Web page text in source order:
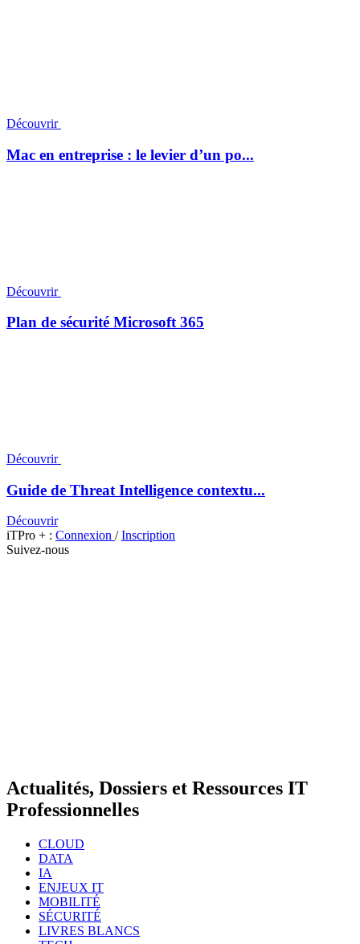
Découvrir
Mac en entreprise : le levier d’un po...
Découvrir
Plan de sécurité Microsoft 365
Découvrir
Guide de Threat Intelligence contextu...
Découvrir
iTPro + : Connexion /Inscription
Suivez-nous
Actualités, Dossiers et Ressources IT
Professionnelles
CLOUD
DATA
IA
ENJEUX IT
MOBILITÉ
SÉCURITÉ
LIVRES BLANCS